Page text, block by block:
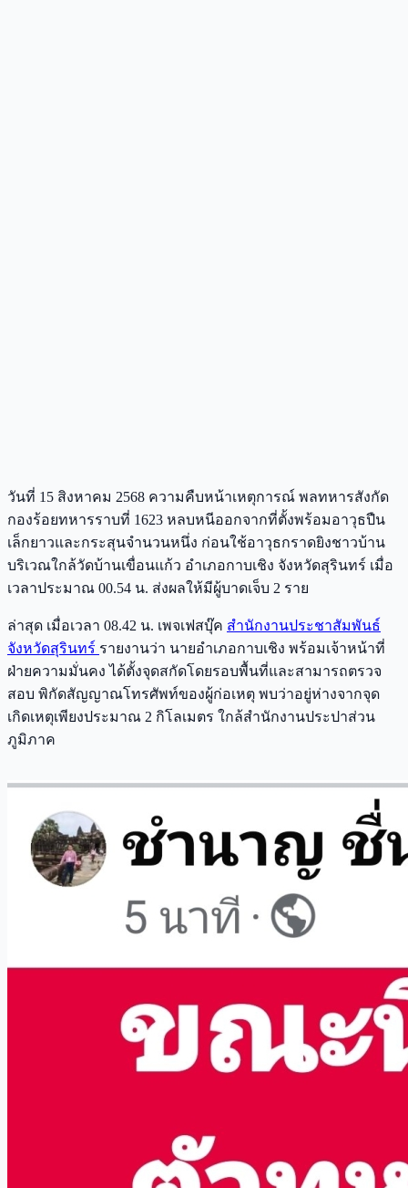
วันที่ 15 สิงหาคม 2568 ความคืบหน้าเหตุการณ์ พลทหารสังกัด
กองร้อยทหารราบที่ 1623 หลบหนีออกจากที่ตั้งพร้อมอาวุธปืน
เล็กยาวและกระสุนจำนวนหนึ่ง ก่อนใช้อาวุธกราดยิงชาวบ้าน
บริเวณใกล้วัดบ้านเขื่อนแก้ว อำเภอกาบเชิง จังหวัดสุรินทร์ เมื่อ
เวลาประมาณ 00.54 น. ส่งผลให้มีผู้บาดเจ็บ 2 ราย
ล่าสุด เมื่อเวลา 08.42 น. เพจเฟสบุ๊ค สำนักงานประชาสัมพันธ์
จังหวัดสุรินทร์ รายงานว่า นายอำเภอกาบเชิง พร้อมเจ้าหน้าที่
ฝ่ายความมั่นคง ได้ตั้งจุดสกัดโดยรอบพื้นที่และสามารถตรวจ
สอบ พิกัดสัญญาณโทรศัพท์ของผู้ก่อเหตุ พบว่าอยู่ห่างจากจุด
เกิดเหตุเพียงประมาณ 2 กิโลเมตร ใกล้สำนักงานประปาส่วน
ภูมิภาค